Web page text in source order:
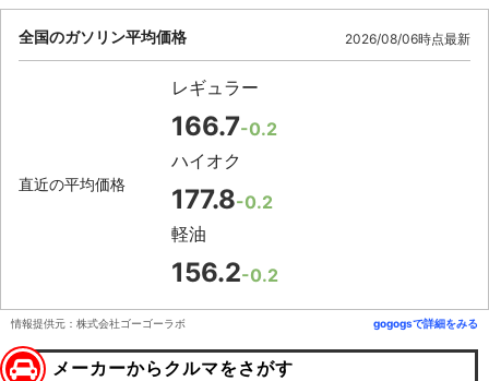
全国のガソリン平均価格 2026/08/06時点最新
直近の平均価格
レギュラー
166.7-0.2
ハイオク
177.8-0.2
軽油
156.2-0.2
情報提供元：株式会社ゴーゴーラボ gogogsで詳細をみる
メーカーからクルマをさがす